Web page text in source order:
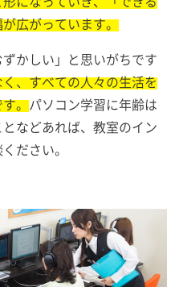
広がっています。
かしい」と思いがちです
、すべての人々の生活を
。パソコン学習に年齢は
などあれば、教室のイン
ださい。